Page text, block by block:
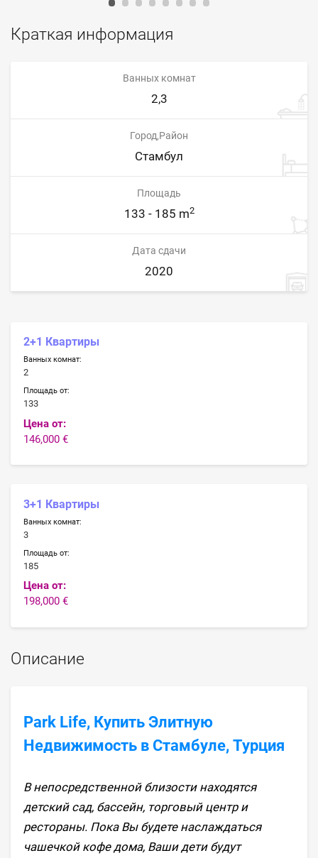
Краткая информация
Ванных комнат
2,3
Город,Район
Стамбул
Площадь
133 - 185 m2
Дата сдачи
2020
2+1 Квартиры
Ванных комнат:
2
Площадь от:
133
Цена от:
146,000 €
3+1 Квартиры
Ванных комнат:
3
Площадь от:
185
Цена от:
198,000 €
Описание
Park Life, Купить Элитную
Недвижимость в Стамбуле, Турция
В непосредственной близости находятся
детский сад, бассейн, торговый центр и
рестораны. Пока Вы будете наслаждаться
чашечкой кофе дома, Ваши дети будут